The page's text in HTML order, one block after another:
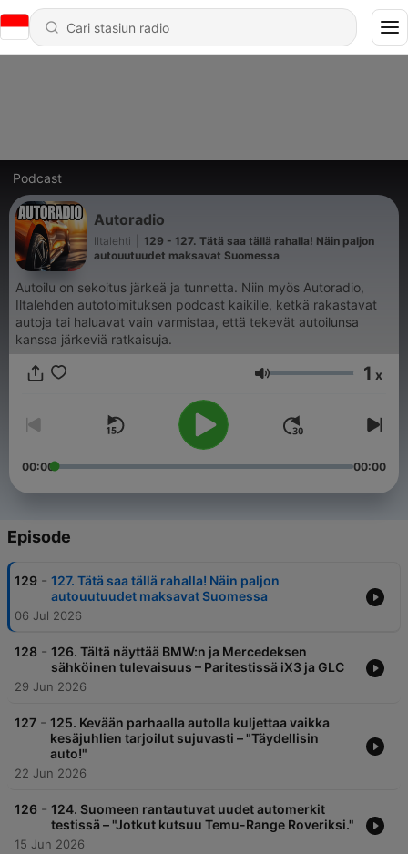
Podcast
Autoradio
Iltalehti
129 - 127. Tätä saa tällä rahalla! Näin paljon
autouutuudet maksavat Suomessa
Autoilu on sekoitus järkeä ja tunnetta. Niin myös Autoradio,
Iltalehden autotoimituksen podcast kaikille, ketkä rakastavat
autoja tai haluavat vain varmistaa, että tekevät autoilunsa
kanssa järkeviä ratkaisuja.
Volume 1 x
00:00 00:00
Episode
129 - 127. Tätä saa tällä rahalla! Näin paljon
autouutuudet maksavat Suomessa
06 Jul 2026
128 - 126. Tältä näyttää BMW:n ja Mercedeksen
sähköinen tulevaisuus – Paritestissä iX3 ja GLC
29 Jun 2026
127 - 125. Kevään parhaalla autolla kuljettaa vaikka
kesäjuhlien tarjoilut sujuvasti – "Täydellisin
auto!"
22 Jun 2026
126 - 124. Suomeen rantautuvat uudet automerkit
testissä – "Jotkut kutsuu Temu-Range Roveriksi."
15 Jun 2026